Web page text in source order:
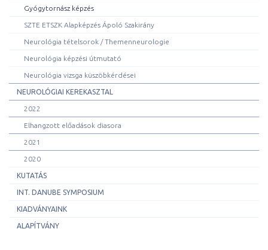
Gyógytornász képzés
SZTE ETSZK Alapképzés Ápoló Szakirány
Neurológia tételsorok / Themenneurologie
Neurológia képzési útmutató
Neurológia vizsga küszöbkérdései
NEUROLÓGIAI KEREKASZTAL
2022
Elhangzott előadások diasora
2021
2020
KUTATÁS
INT. DANUBE SYMPOSIUM
KIADVÁNYAINK
ALAPÍTVÁNY